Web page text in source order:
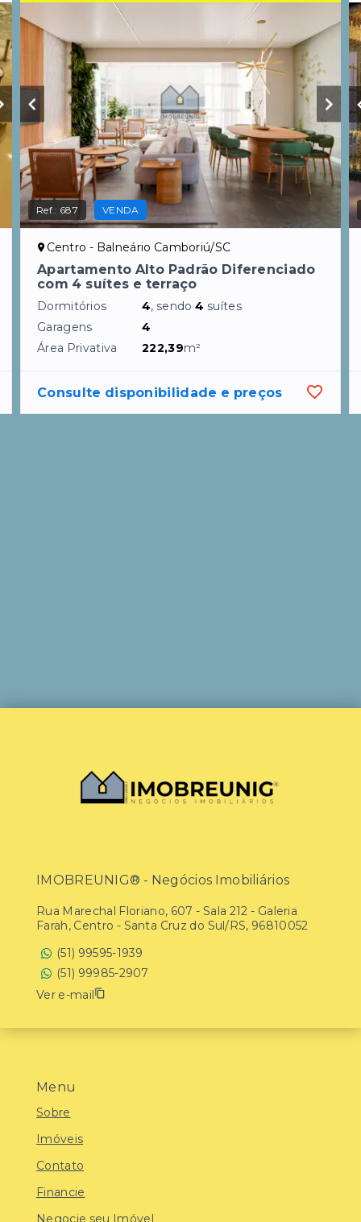
Ref.: 687 VENDA
Centro - Balneário Camboriú/SC
Apartamento Alto Padrão Diferenciado
com 4 suítes e terraço
Dormitórios 4, sendo4 suítes
Garagens
4
Área Privativa
222,39m²
Consulte disponibilidade e preços
Menu
Sobre
Imóveis
Contato
Financie
Negocie seu Imóvel
IMOBREUNIG® - Negócios Imobiliários
Rua Marechal Floriano, 607 - Sala 212 - Galeria
Farah, Centro - Santa Cruz do Sul/RS, 96810052
(51) 99595-1939
(51) 99985-2907
Ver e-mail